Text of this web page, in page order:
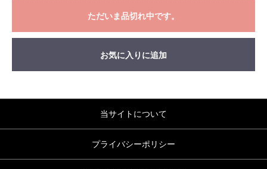
ただいま品切れ中です。
お気に入りに追加
当サイトについて
プライバシーポリシー